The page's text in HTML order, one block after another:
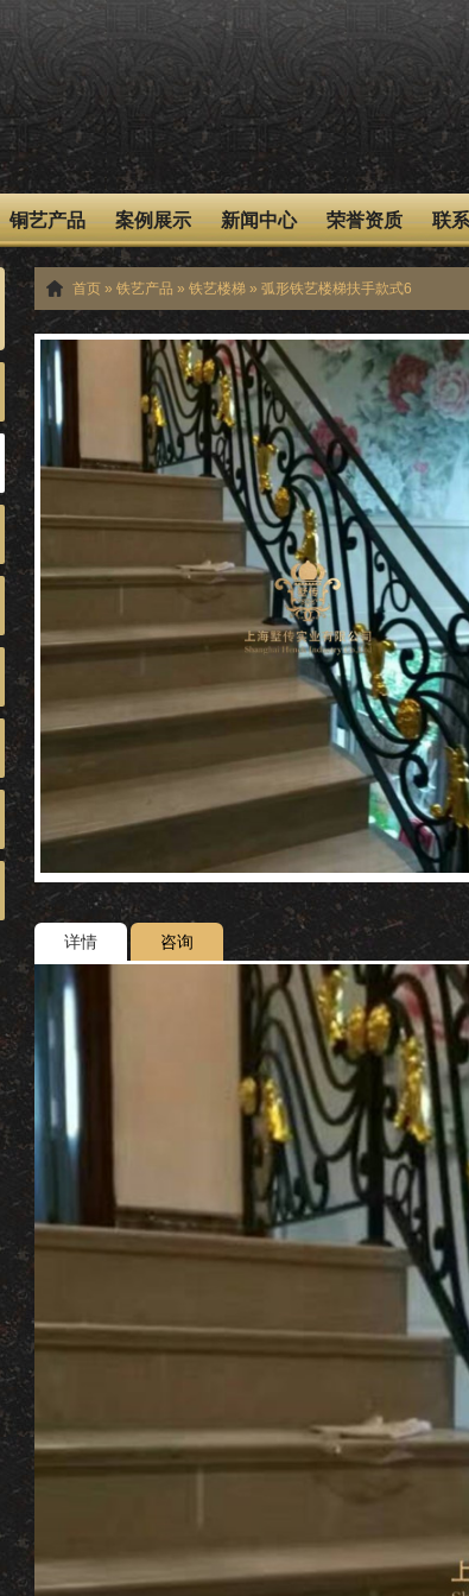
铜艺产品 案例展示 新闻中心 荣誉资质 联
首页 » 铁艺产品 » 铁艺楼梯 » 弧形铁艺楼梯扶手款式6
详情 咨询